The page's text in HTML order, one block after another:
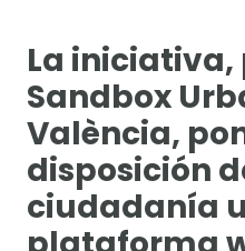
La iniciativa,
Sandbox
València,
disposición
ciudadanía